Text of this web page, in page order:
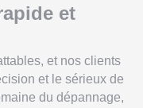
et
et nos clients
et le sérieux de
du dépannage,